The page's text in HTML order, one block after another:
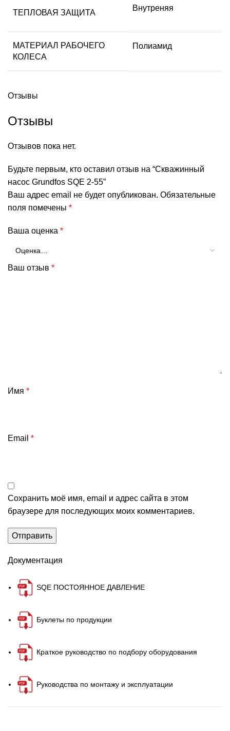
ТЕПЛОВАЯ ЗАЩИТА
Внутреняя
МАТЕРИАЛ РАБОЧЕГО
КОЛЕСА
Полиамид
Отзывы
Отзывы
Отзывов пока нет.
Будьте первым, кто оставил отзыв на “Скважинный
насос Grundfos SQE 2-55”
Ваш адрес email не будет опубликован. Обязательные
поля помечены *
Ваша оценка *
Ваш отзыв *
Имя *
Email *
Сохранить моё имя, email и адрес сайта в этом
браузере для последующих моих комментариев.
Документация
SQE ПОСТОЯННОЕ ДАВЛЕНИЕ
Буклеты по продукции
Краткое руководство по подбору оборудования
Руководства по монтажу и эксплуатации